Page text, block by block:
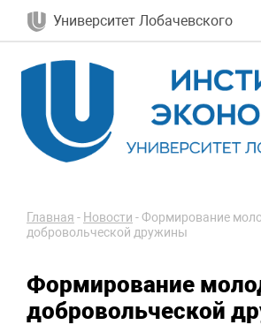
Университет Лобачевского
Главная - Новости -Формирование
добровольческой дружины
Формирование
добровольческой